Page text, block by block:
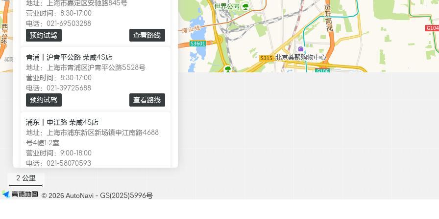
地址：
上海市嘉定区安驰路845号
营业时间： 8:30-17:00
电话： 021-69503288
预约试驾
查看路线
青浦｜沪青平公路 荣威4S店
地址：
上海市青浦区沪青平公路5528号
营业时间： 8:30-17:00
电话： 021-39725688
预约试驾
查看路线
浦东｜申江路 荣威4S店
地址：
上海市浦东新区新场镇申江南路4688
号4幢1-2室
营业时间： 9:00-18:00
电话： 021-58070593
预约试驾
金山｜亭卫公路 荣威4S店
2 公里
© 2026 AutoNavi - GS(2025)5996号